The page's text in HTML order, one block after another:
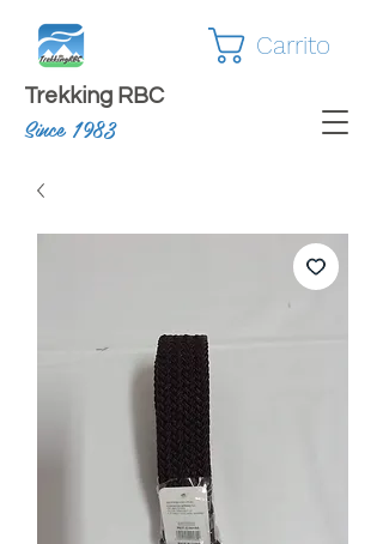
Carrito
Trekking RBC
Since 1983